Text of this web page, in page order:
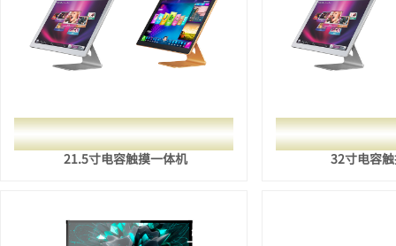
21.5寸电容触摸一体机 32寸电容